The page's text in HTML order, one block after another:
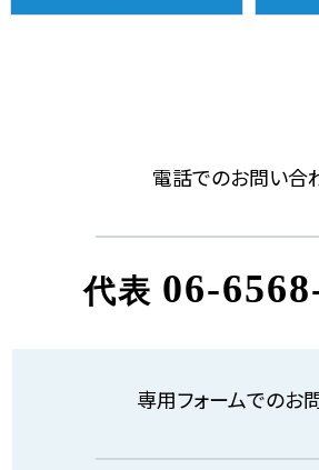
電話でのお問い合
代表 06-
専用フォームでのお